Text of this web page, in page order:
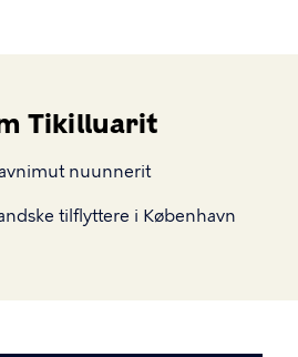
Tikilluarit
nuunnerit
tilflyttere i København